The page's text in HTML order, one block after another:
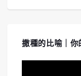
撒種的比喻｜你